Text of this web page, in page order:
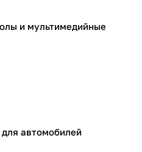
и мультимедийные
автомобилей